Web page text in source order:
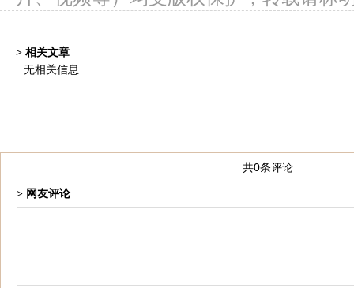
> 相关文章
无相关信息
共0条评论
> 网友评论